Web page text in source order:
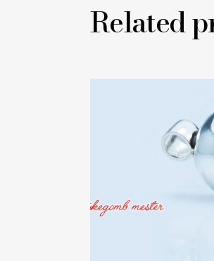
Related